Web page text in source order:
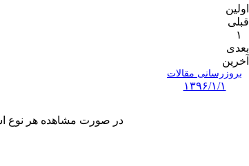
اولین
قبلی
۱
بعدی
آخرین
بروزرسانی مقالات
۱۳۹۶/۱/۱
در صورت مشاهده هر نوع